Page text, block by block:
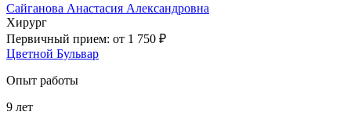
Сайганова Анастасия Александровна
Хирург
Первичный прием: от 1 750 ₽
Цветной Бульвар
Опыт работы
9 лет